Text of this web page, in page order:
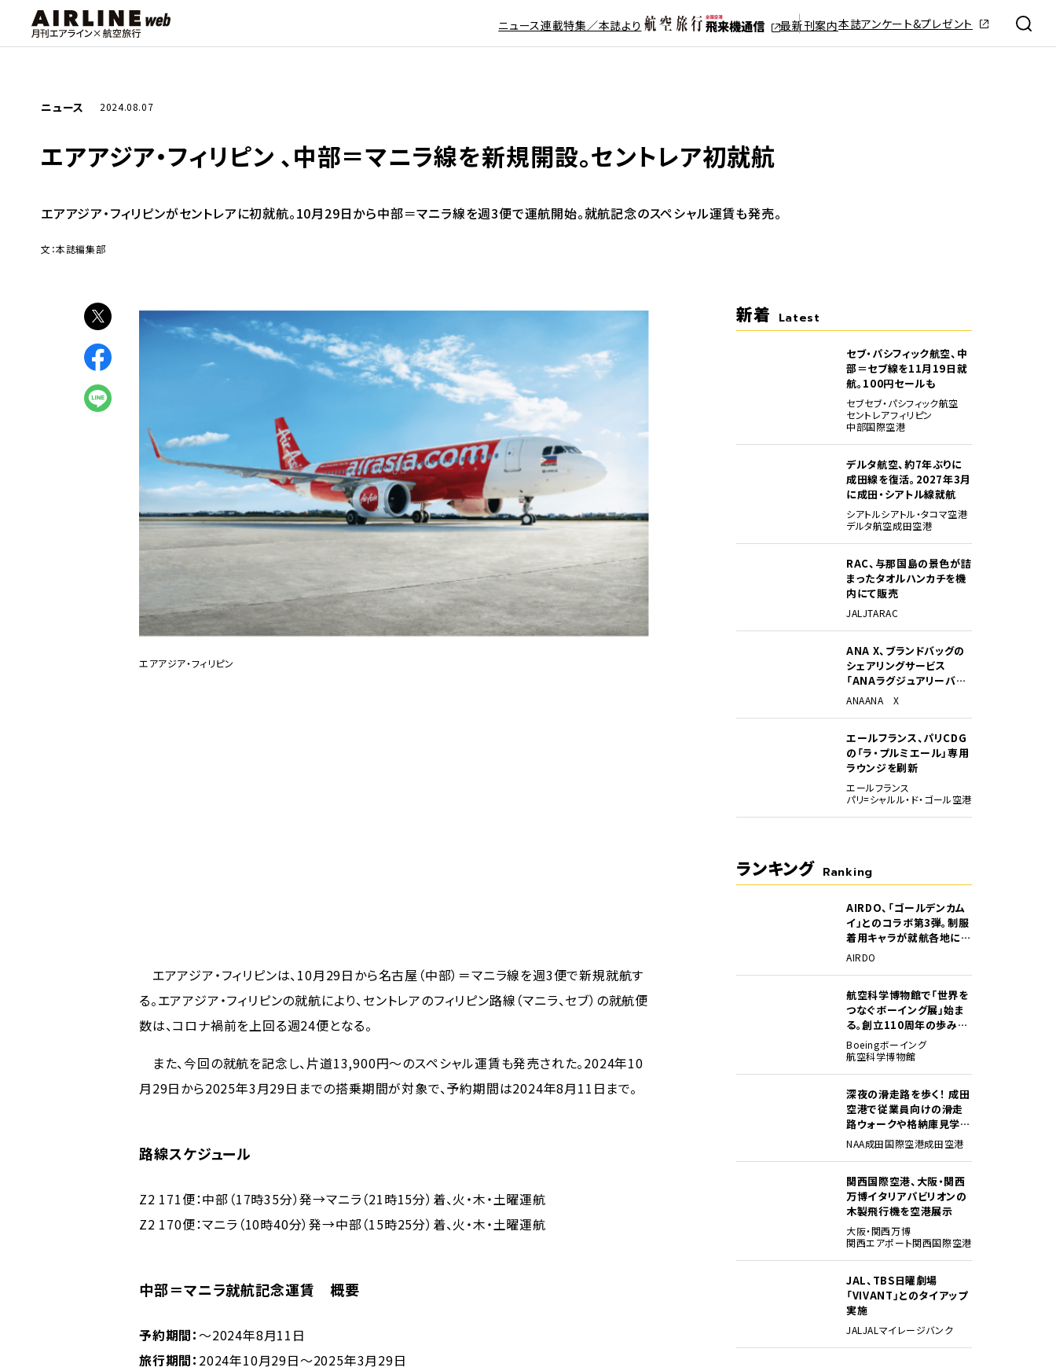
ニュース連載特集／本誌より 最新刊案内本誌アンケート&プレゼント
ニュース 2024.08.07
エアアジア・フィリピン 、中部＝マニラ線を新規開設。セントレア初就航
エアアジア・フィリピンがセントレアに初就航。10月29日から中部＝マニラ線を週3便で運航開始。就航記念のスペシャル運賃も発売。
文：本誌編集部
エアアジア・フィリピン
エアアジア・フィリピンは、10月29日から名古屋（中部）＝マニラ線を週3便で新規就航す
る。エアアジア・フィリピンの就航により、セントレアのフィリピン路線（マニラ、セブ）の就航便
数は、コロナ禍前を上回る週24便となる。
また、今回の就航を記念し、片道13,900円～のスペシャル運賃も発売された。2024年10
月29日から2025年3月29日までの搭乗期間が対象で、予約期間は2024年8月11日まで。
路線スケジュール
Z2 171便：中部（17時35分）発→マニラ（21時15分）着、火・木・土曜運航
Z2 170便：マニラ（10時40分）発→中部（15時25分）着、火・木・土曜運航
中部＝マニラ就航記念運賃 概要
予約期間：～2024年8月11日
旅行期間： 2024年10月29日～2025年3月29日
新着 Latest
セブ・パシフィック航空、中
部＝セブ線を11月19日就
航。100円セールも
セブセブ・パシフィック航空
セントレアフィリピン
中部国際空港
デルタ航空、約7年ぶりに
成田線を復活。2027年3月
に成田・シアトル線就航
シアトルシアトル・タコマ空港
デルタ航空成田空港
RAC、与那国島の景色が詰
まったタオルハンカチを機
内にて販売
JAL JTARAC
ANA X、ブランドバッグの
シェアリングサービス
「ANAラグジュアリーバッ
グ」開始
ANAANA X
エールフランス、パリCDG
の「ラ・プルミエール」専用
ラウンジを刷新
エールフランス
パリ=シャルル・ド・ゴール空港
ランキング Ranking
AIRDO、「ゴールデンカム
イ」とのコラボ第3弾。制服
着用キャラが就航各地に登
場
AIRDO
航空科学博物館で「世界を
つなぐボーイング展」始ま
る。創立110周年の歩みを
貴重な資料でたどる
Boeingボーイング
航空科学博物館
深夜の滑走路を歩く！ 成田
空港で従業員向けの滑走
路ウォークや格納庫見学イ
ベントを初開催
NAA成田国際空港成田空港
関西国際空港、大阪・関西
万博イタリアパビリオンの
木製飛行機を空港展示
大阪・関西万博
関西エアポート関西国際空港
JAL、TBS日曜劇場
「VIVANT」とのタイアップ
実施
JAL JALマイレージバンク